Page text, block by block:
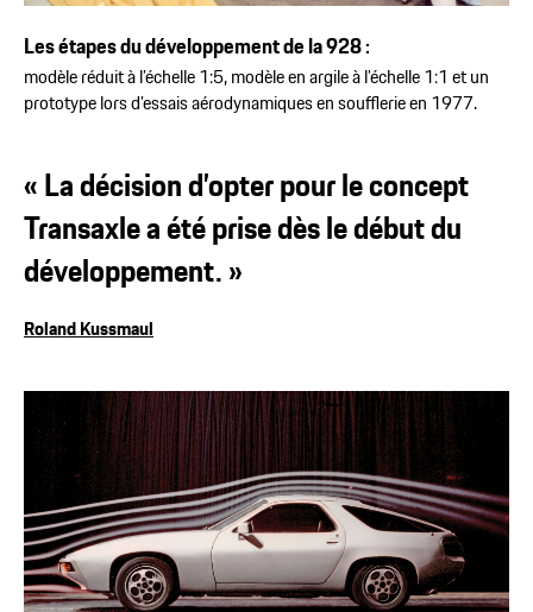
Les étapes du développement de la 928 :
modèle réduit à l’échelle 1:5, modèle en argile à l’échelle 1:1 et un
prototype lors d’essais aérodynamiques en soufflerie en 1977.
« La décision d’opter pour le concept
Transaxle a été prise dès le début du
développement. »
Roland Kussmaul